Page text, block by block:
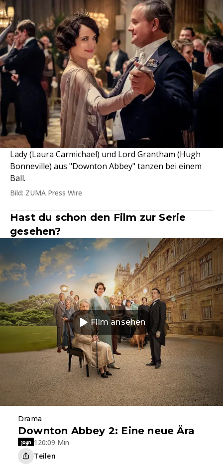
Lady (Laura Carmichael) und Lord Grantham (Hugh
Bonneville) aus "Downton Abbey" tanzen bei einem
Ball.
Bild: ZUMA Press Wire
Hast du schon den Film zur Serie
gesehen?
Film ansehen
Drama
Downton Abbey 2: Eine neue Ära
120:09 Min
Teilen